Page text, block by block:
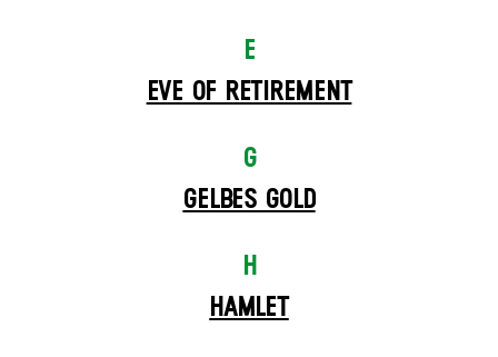
E
EVE OF RETIREMENT
G
GELBES GOLD
H
HAMLET